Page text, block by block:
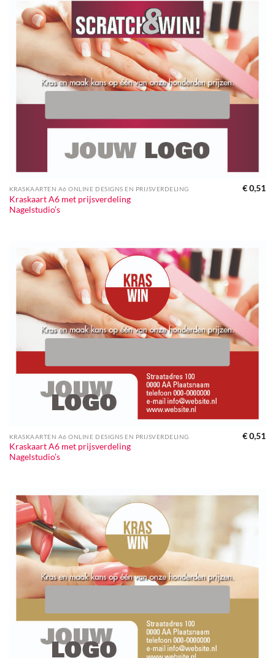
KRASKAARTEN A6 ONLINE DESIGNS EN PRIJSVERDELING
Kraskaart A6 met prijsverdeling
Nagelstudio’s
€0,51
KRASKAARTEN A6 ONLINE DESIGNS EN PRIJSVERDELING
Kraskaart A6 met prijsverdeling
Nagelstudio’s
€0,51